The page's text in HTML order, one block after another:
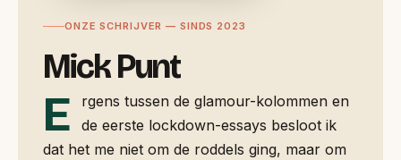
ONZE SCHRIJVER — SINDS 2023
Mick Punt
E
rgens tussen de glamour-kolommen en
de eerste lockdown-essays besloot ik
dat het me niet om de roddels ging, maar om